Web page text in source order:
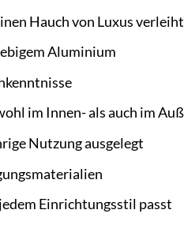
Hauch von Luxus verleiht
Aluminium
im Innen- als auch im
Nutzung ausgelegt
Einrichtungsstil passt